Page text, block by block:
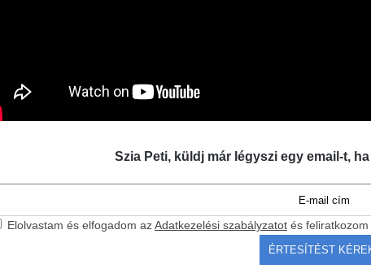
Szia Peti, küldj már légyszi egy email-t,
Elolvastam és elfogadom azAdatkezelési szabályzatot és feliratkozom